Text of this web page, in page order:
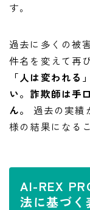
す。
過去に多くの被
件名を変えて再
「人は変われる
い。詐欺師は手
ん。
過去の実績
様の結果になる
AI-REX
法に基づく